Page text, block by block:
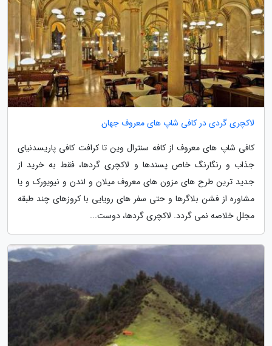
لاکچری گردی در کافی شاپ های معروف جهان
کافی شاپ های معروف از کافه سنترال وین تا کرافت کافی پاریسدنیای
جذاب و رنگارنگ خاص پسندها و لاکچری گردها، فقط به خرید از
جدید ترین طرح های مزون های معروف میلان و لندن و نیویورک و یا
مشاوره از فشن بلاگرها و حتی سفر های رویایی با کروزهای چند طبقه
مجلل خلاصه نمی گردد. لاکچری گردها، دوست...